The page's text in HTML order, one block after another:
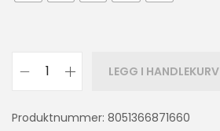
LEGG I HANDLEKURV
Produktnummer: 8051366871660